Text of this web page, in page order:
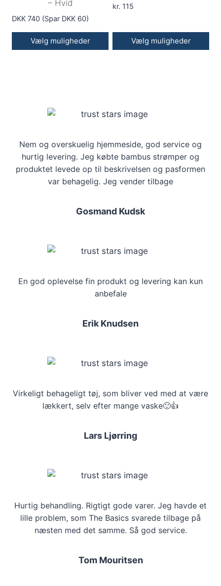
kan
på
varesiden
– Hvid
DKK 740 (Spar DKK 60)
Vælg muligheder
kr. 115
Vælg muligheder
varianter.
Mulighederne
vælges
på
varesiden
Nem og overskuelig hjemmeside, god service og
hurtig levering. Jeg købte bambus strømper og
produktet levede op til beskrivelsen og pasformen
var behagelig. Jeg vender tilbage
Gosmand Kudsk
En god oplevelse fin produkt og levering kan kun
anbefale
Erik Knudsen
Virkeligt behageligt tøj, som bliver ved med at være
lækkert, selv efter mange vaske🙂👍
Lars Ljørring
Hurtig behandling. Rigtigt gode varer. Jeg havde et
lille problem, som The Basics svarede tilbage på
næsten med det samme. Så god service.
Tom Mouritsen